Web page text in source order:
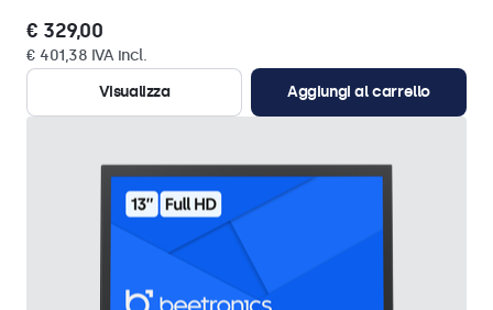
€ 329,00
€ 401,38 IVA incl.
Visualizza
Aggiungi al carrello